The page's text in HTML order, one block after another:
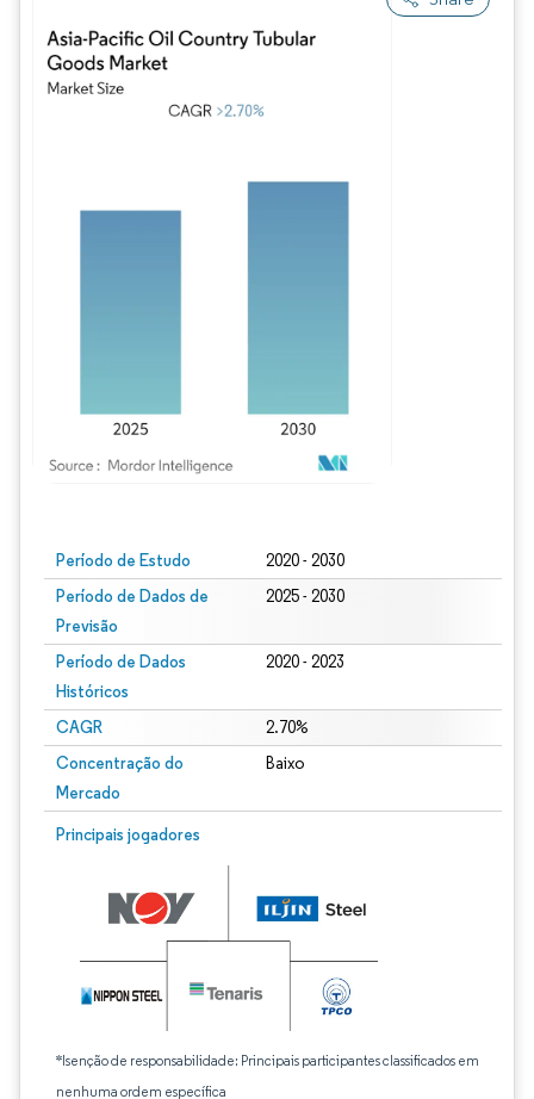
Período de Estudo 2020 - 2030
Período de Dados de
Previsão
2025 - 2030
Período de Dados
Históricos
2020 - 2023
CAGR 2.70%
Concentração do
Mercado
Baixo
Principais jogadores
*Isenção de responsabilidade: Principais participantes classificados em
nenhuma ordem específica